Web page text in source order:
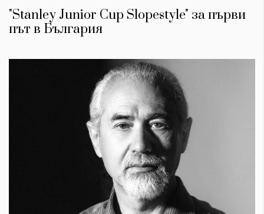
"Stanley Junior Cup Slopestyle" за първи
път в България